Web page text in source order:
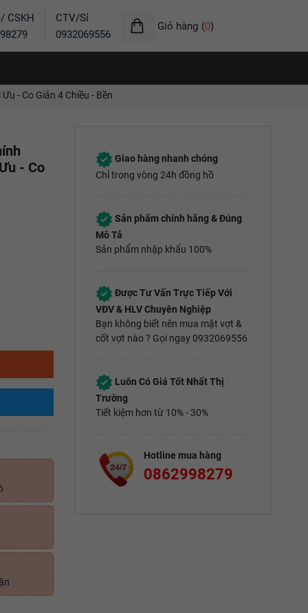
CSKH
CTV/Sỉ
0932069556
Giỏ hàng (0)
- Co Giản 4 Chiều - Bền
- Co
Giao hàng nhanh chóng
Chỉ trong vòng 24h đồng hồ
Sản phẩm chính hãng & Đúng
Mô Tả
Sản phẩm nhập khẩu 100%
Được Tư Vấn Trực Tiếp Với
VĐV & HLV Chuyên Nghiệp
Bạn không biết nên mua mặt vợt &
cốt vợt nào ? Gọi ngay 0932069556
Luôn Có Giá Tốt Nhất Thị
Trường
Tiết kiệm hơn từ 10% - 30%
Hotline mua hàng
0862998279